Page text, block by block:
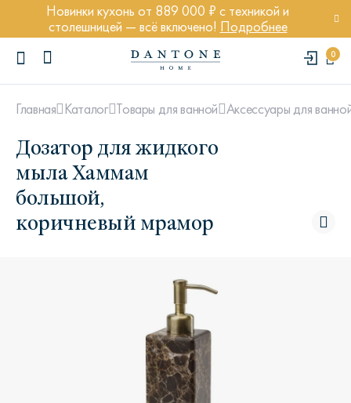
Новинки кухонь от 889 000 ₽ с техникой и
столешницей — всё включено! Подробнее
0
ПОПУЛЯРНЫЕ ЗАПРОСЫ
Диван Марсель
Главная Каталог Товары для ванной Аксессуары для
Дозатор для жидкого
мыла Хаммам
большой,
коричневый мрамор